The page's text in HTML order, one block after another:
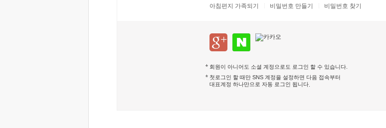
아침편지 가족되기 비밀번호 만들기 비밀번호 찾기
회원이 아니어도 소셜 계정으로도 로그인 할 수 있습니다.
첫로그인 할 때만 SNS 계정을 설정하면 다음 접속부터
대표계정 하나만으로 자동 로그인 됩니다